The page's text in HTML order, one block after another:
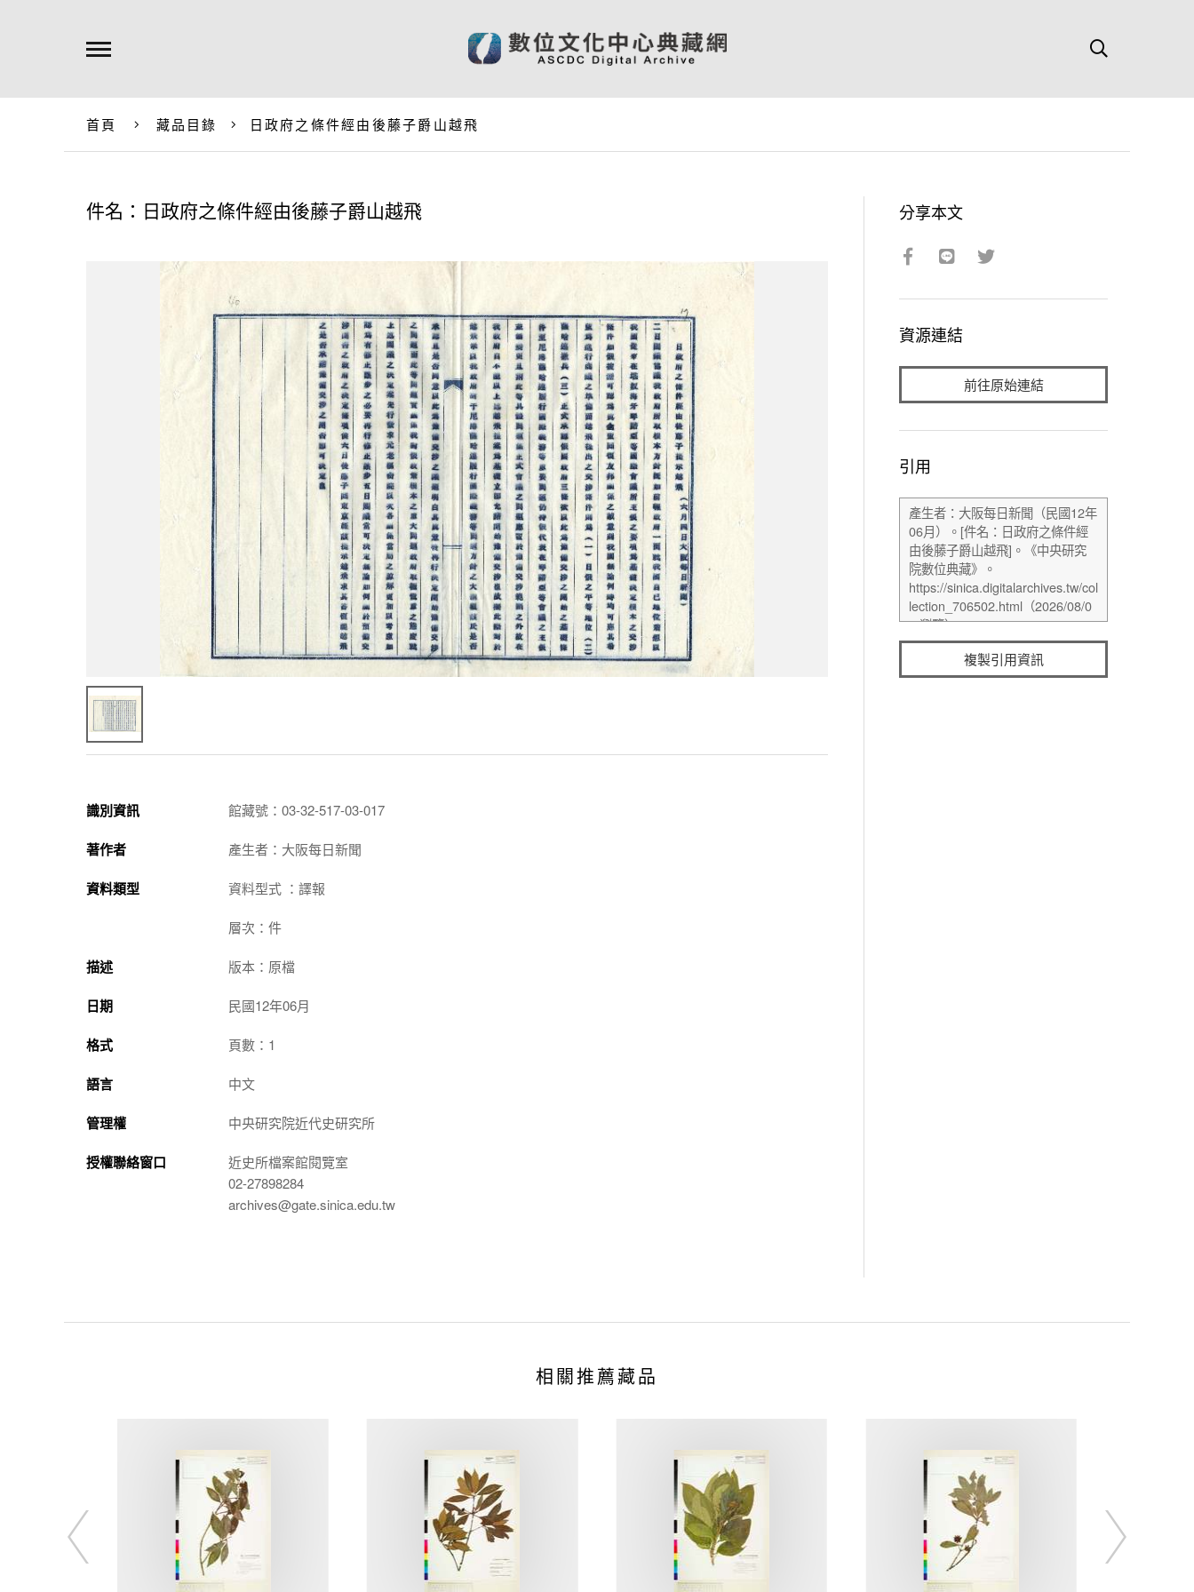
首頁 藏品目錄 日政府之條件經由後藤子爵山越飛
件名：日政府之條件經由後藤子爵山越飛
識別資訊 館藏號：03-32-517-03-017
著作者 產生者：大阪每日新聞
資料類型 資料型式 ：譯報
層次：件
描述 版本：原檔
日期 民國12年06月
格式 頁數：1
語言 中文
管理權 中央研究院近代史研究所
授權聯絡窗口
近史所檔案館閱覽室
02-27898284
archives@gate.sinica.edu.tw
分享本文
資源連結
前往原始連結
引用
複製引用資訊
相關推薦藏品